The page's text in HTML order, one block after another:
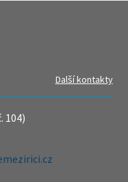
Další kontakty
104)